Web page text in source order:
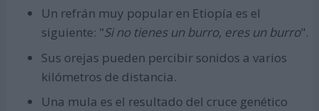
Un refrán muy popular en Etiopía es el
siguiente: "Si no tienes un burro, eres un burro".
Sus orejas pueden percibir sonidos a varios
kilómetros de distancia.
Una mula es el resultado del cruce genético